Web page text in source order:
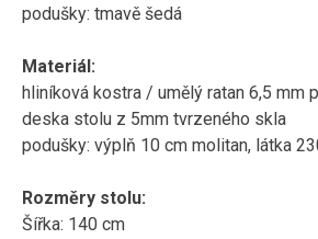
podušky: tmavě šedá
Materiál:
hliníková kostra / umělý ratan 6,5 mm
deska stolu z 5mm tvrzeného skla
podušky: výplň 10 cm molitan, látka
Rozměry stolu:
Šířka: 140 cm